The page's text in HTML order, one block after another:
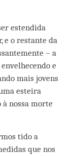
estendida
e o restante da
– a
e
mais jovens
esteira
nossa morte
tido a
que nos